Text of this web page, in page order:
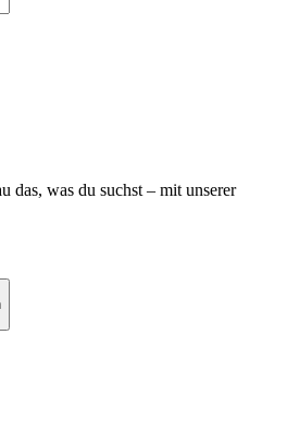
das, was du suchst – mit unserer